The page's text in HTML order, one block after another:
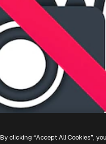
By clicking “Accept All Cookies”,